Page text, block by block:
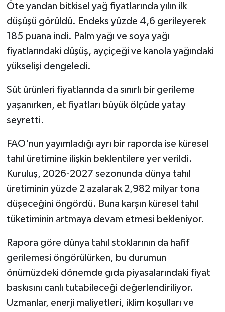
Öte yandan bitkisel yağ fiyatlarında yılın ilk
düşüşü görüldü. Endeks yüzde 4,6 gerileyerek
185 puana indi. Palm yağı ve soya yağı
fiyatlarındaki düşüş, ayçiçeği ve kanola yağındaki
yükselişi dengeledi.
Süt ürünleri fiyatlarında da sınırlı bir gerileme
yaşanırken, et fiyatları büyük ölçüde yatay
seyretti.
FAO'nun yayımladığı ayrı bir raporda ise küresel
tahıl üretimine ilişkin beklentilere yer verildi.
Kuruluş, 2026-2027 sezonunda dünya tahıl
üretiminin yüzde 2 azalarak 2,982 milyar tona
düşeceğini öngördü. Buna karşın küresel tahıl
tüketiminin artmaya devam etmesi bekleniyor.
Rapora göre dünya tahıl stoklarının da hafif
gerilemesi öngörülürken, bu durumun
önümüzdeki dönemde gıda piyasalarındaki fiyat
baskısını canlı tutabileceği değerlendiriliyor.
Uzmanlar, enerji maliyetleri, iklim koşulları ve